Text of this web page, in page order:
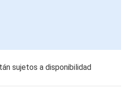
sujetos a disponibilidad